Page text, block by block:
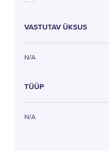
VASTUTAV ÜKSUS
N/A
TÜÜP
N/A